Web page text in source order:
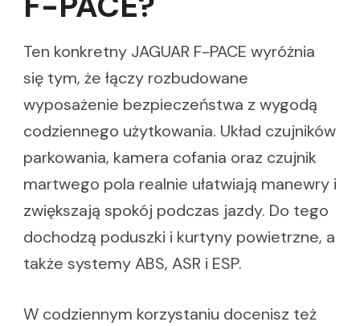
Ten konkretny JAGUAR F-PACE wyróżnia
się tym, że łączy rozbudowane
wyposażenie bezpieczeństwa z wygodą
codziennego użytkowania. Układ czujników
parkowania, kamera cofania oraz czujnik
martwego pola realnie ułatwiają manewry i
zwiększają spokój podczas jazdy. Do tego
dochodzą poduszki i kurtyny powietrzne, a
także systemy ABS, ASR i ESP.
W codziennym korzystaniu docenisz też